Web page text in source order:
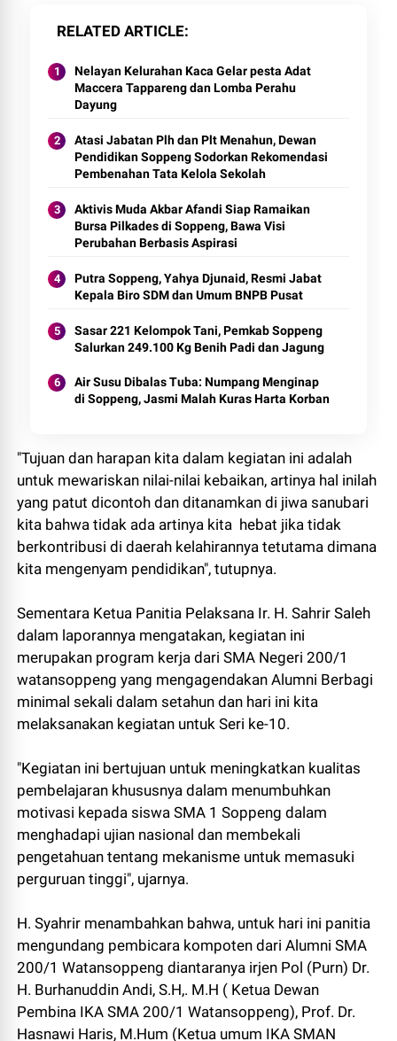
RELATED ARTICLE
Nelayan Kelurahan Kaca Gelar pesta Adat
Maccera Tappareng dan Lomba Perahu
Dayung
Atasi Jabatan Plh dan Plt Menahun, Dewan
Pendidikan Soppeng Sodorkan Rekomendasi
Pembenahan Tata Kelola Sekolah
Aktivis Muda Akbar Afandi Siap Ramaikan
Bursa Pilkades di Soppeng, Bawa Visi
Perubahan Berbasis Aspirasi
Putra Soppeng, Yahya Djunaid, Resmi Jabat
Kepala Biro SDM dan Umum BNPB Pusat
Sasar 221 Kelompok Tani, Pemkab Soppeng
Salurkan 249.100 Kg Benih Padi dan Jagung
Air Susu Dibalas Tuba: Numpang Menginap
di Soppeng, Jasmi Malah Kuras Harta Korban
"Tujuan dan harapan kita dalam kegiatan ini adalah
untuk mewariskan nilai-nilai kebaikan, artinya hal inilah
yang patut dicontoh dan ditanamkan di jiwa sanubari
kita bahwa tidak ada artinya kita hebat jika tidak
berkontribusi di daerah kelahirannya tetutama dimana
kita mengenyam pendidikan", tutupnya.
Sementara Ketua Panitia Pelaksana Ir. H. Sahrir Saleh
dalam laporannya mengatakan, kegiatan ini
merupakan program kerja dari SMA Negeri 200/1
watansoppeng yang mengagendakan Alumni Berbagi
minimal sekali dalam setahun dan hari ini kita
melaksanakan kegiatan untuk Seri ke-10.
"Kegiatan ini bertujuan untuk meningkatkan kualitas
pembelajaran khususnya dalam menumbuhkan
motivasi kepada siswa SMA 1 Soppeng dalam
menghadapi ujian nasional dan membekali
pengetahuan tentang mekanisme untuk memasuki
perguruan tinggi", ujarnya.
H. Syahrir menambahkan bahwa, untuk hari ini panitia
mengundang pembicara kompoten dari Alumni SMA
200/1 Watansoppeng diantaranya irjen Pol (Purn) Dr.
H. Burhanuddin Andi, S.H,. M.H ( Ketua Dewan
Pembina IKA SMA 200/1 Watansoppeng), Prof. Dr.
Hasnawi Haris, M.Hum (Ketua umum IKA SMAN